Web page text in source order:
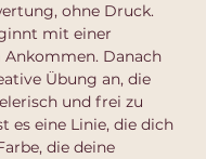
ohne Druck.
mit einer
Danach
Übung an, die
und frei zu
es eine Linie, die dich
die deine